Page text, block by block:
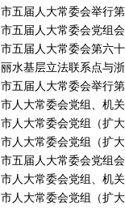
市五届人大常委会举行
市五届人大常委会党组
市五届人大常委会第六
丽水基层立法联系点与
市五届人大常委会举行
市人大常委会党组、机
市人大常委会党组（扩
市人大常委会党组（扩
市五届人大常委会党组
市人大常委会党组、机
市人大常委会党组（扩